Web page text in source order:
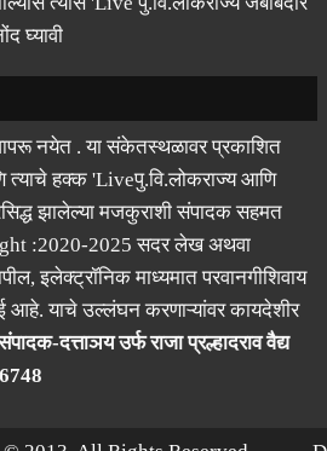
त्यास 'Live पु.वि.लोकराज्य जबाबदार
घ्यावी
नयेत . या संकेतस्थळावर प्रकाशित
हक्क 'Liveपु.वि.लोकराज्य आणि
झालेल्या मजकुराशी संपादक सहमत
:2020-2025 सदर लेख अथवा
इलेक्ट्रॉनिक माध्यमात परवानगीशिवाय
आहे. याचे उल्लंघन करणाऱ्यांवर कायदेशीर
दत्ताञय उर्फ राजा प्रल्हादराव वैद्य